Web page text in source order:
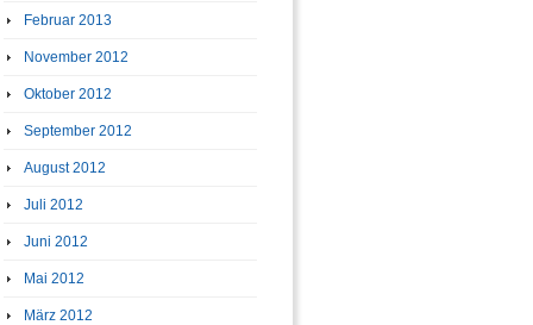
Februar 2013
November 2012
Oktober 2012
September 2012
August 2012
Juli 2012
Juni 2012
Mai 2012
März 2012